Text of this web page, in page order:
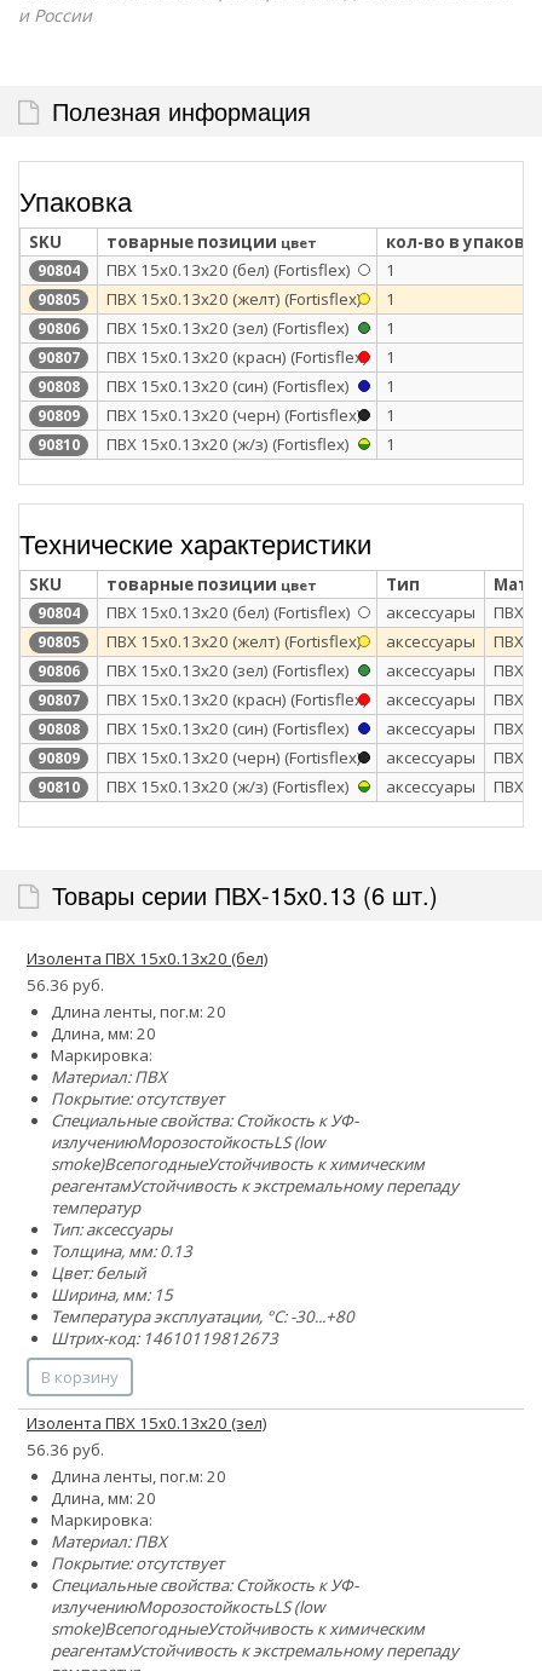
и России
Полезная информация
Упаковка
SKU товарные позиции цвет кол-во в
90804 ПВХ 15x0.13х20 (бел) (Fortisflex) 1
90805 ПВХ 15x0.13х20 (желт) (Fortisflex) 1
90806 ПВХ 15x0.13х20 (зел) (Fortisflex) 1
90807 ПВХ 15x0.13х20 (красн) (Fortisflex) 1
90808 ПВХ 15x0.13х20 (син) (Fortisflex) 1
90809 ПВХ 15x0.13х20 (черн) (Fortisflex) 1
90810 ПВХ 15x0.13х20 (ж/з) (Fortisflex) 1
Технические характеристики
SKU товарные позиции цвет Тип
90804 ПВХ 15x0.13х20 (бел) (Fortisflex) аксессуары ПВХ
90805 ПВХ 15x0.13х20 (желт) (Fortisflex) аксессуары ПВХ
90806 ПВХ 15x0.13х20 (зел) (Fortisflex) аксессуары ПВХ
90807 ПВХ 15x0.13х20 (красн) (Fortisflex) аксессуары ПВХ
90808 ПВХ 15x0.13х20 (син) (Fortisflex) аксессуары ПВХ
90809 ПВХ 15x0.13х20 (черн) (Fortisflex) аксессуары ПВХ
90810 ПВХ 15x0.13х20 (ж/з) (Fortisflex) аксессуары ПВХ
Товары серии ПВХ-15х0.13 (6 шт.)
Изолента ПВХ 15x0.13х20 (бел)
56.36 руб.
Длина ленты, пог.м: 20
Длина, мм: 20
Маркировка:
Материал: ПВХ
Покрытие: отсутствует
Специальные свойства:Стойкость к УФ-
излучениюМорозостойкостьLS (low
smoke)ВсепогодныеУстойчивость к химическим
реагентамУстойчивость к экстремальному перепаду
температур
Тип: аксессуары
Толщина, мм: 0.13
Цвет: белый
Ширина, мм: 15
Температура эксплуатации, °C: -30...+80
Штрих-код: 14610119812673
В корзину
Изолента ПВХ 15x0.13х20 (зел)
56.36 руб.
Длина ленты, пог.м: 20
Длина, мм: 20
Маркировка:
Материал: ПВХ
Покрытие: отсутствует
Специальные свойства:Стойкость к УФ-
излучениюМорозостойкостьLS (low
smoke)ВсепогодныеУстойчивость к химическим
реагентамУстойчивость к экстремальному перепаду